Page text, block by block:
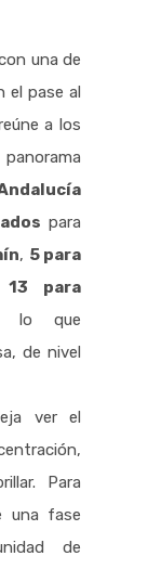
una de
el pase al
a los
para
, 5 para
13 para
lo que
de nivel
ver el
Para
una fase
de